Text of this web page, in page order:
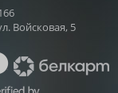
Войсковая, 5